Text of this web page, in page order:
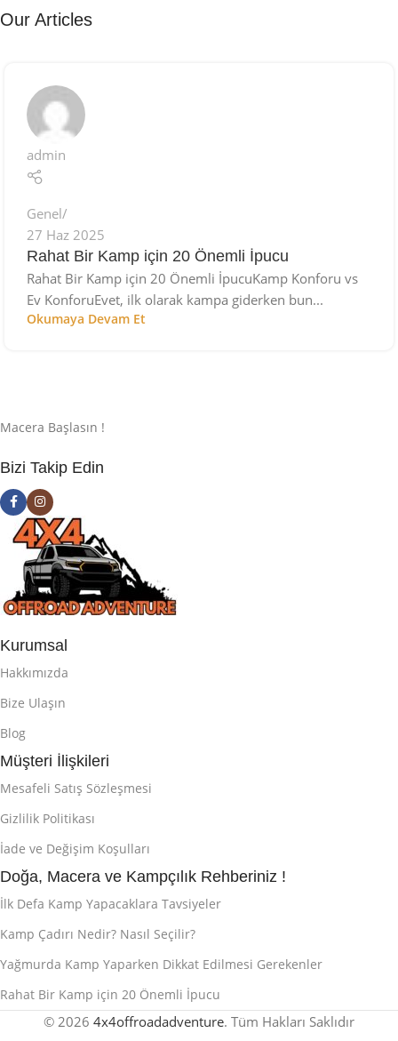
Our Articles
admin
Genel
27 Haz 2025
Rahat Bir Kamp için 20 Önemli İpucu
Rahat Bir Kamp için 20 Önemli İpucuKamp Konforu vs
Ev KonforuEvet, ilk olarak kampa giderken bun...
Okumaya Devam Et
Macera Başlasın !
Bizi Takip Edin
Kurumsal
Hakkımızda
Bize Ulaşın
Blog
Müşteri İlişkileri
Mesafeli Satış Sözleşmesi
Gizlilik Politikası
İade ve Değişim Koşulları
Doğa, Macera ve Kampçılık Rehberiniz !
İlk Defa Kamp Yapacaklara Tavsiyeler
Kamp Çadırı Nedir? Nasıl Seçilir?
Yağmurda Kamp Yaparken Dikkat Edilmesi Gerekenler
Rahat Bir Kamp için 20 Önemli İpucu
© 2026 4x4offroadadventure. Tüm Hakları Saklıdır